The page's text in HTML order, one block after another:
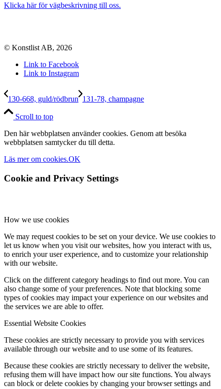
Klicka här för vägbeskrivning till oss.
© Konstlist AB, 2026
Link to Facebook
Link to Instagram
130-668, guld/rödbrun 131-78, champagne
Scroll to top
Den här webbplatsen använder cookies. Genom att besöka
webbplatsen samtycker du till detta.
Läs mer om cookies.OK
Cookie and Privacy Settings
How we use cookies
We may request cookies to be set on your device. We use cookies to
let us know when you visit our websites, how you interact with us,
to enrich your user experience, and to customize your relationship
with our website.
Click on the different category headings to find out more. You can
also change some of your preferences. Note that blocking some
types of cookies may impact your experience on our websites and
the services we are able to offer.
Essential Website Cookies
These cookies are strictly necessary to provide you with services
available through our website and to use some of its features.
Because these cookies are strictly necessary to deliver the website,
refusing them will have impact how our site functions. You always
can block or delete cookies by changing your browser settings and